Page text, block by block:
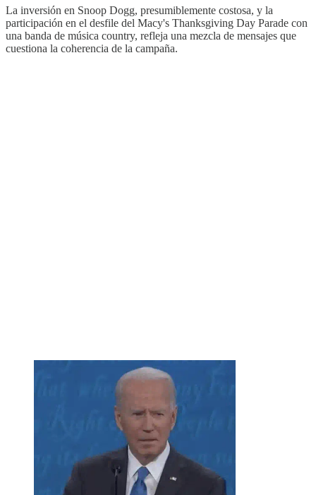
La inversión en Snoop Dogg, presumiblemente costosa, y la
participación en el desfile del Macy's Thanksgiving Day Parade con
una banda de música country, refleja una mezcla de mensajes que
cuestiona la coherencia de la campaña.